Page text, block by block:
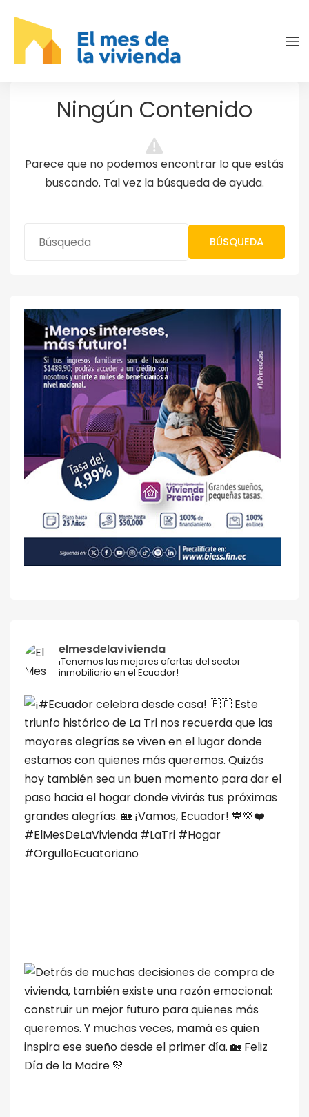
Ningún Contenido
Parece que no podemos encontrar lo que estás
buscando. Tal vez la búsqueda de ayuda.
BÚSQUEDA
elmesdelavivienda
¡Tenemos las mejores ofertas del sector
inmobiliario en el Ecuador!